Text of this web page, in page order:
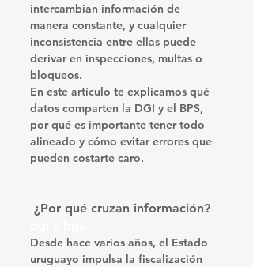
intercambian información de
manera constante, y cualquier
inconsistencia entre ellas puede
derivar en inspecciones, multas o
bloqueos.
En este artículo te explicamos qué
datos comparten la DGI y el BPS,
por qué es importante tener todo
alineado y cómo evitar errores que
pueden costarte caro.
¿Por qué cruzan información?
Desde hace varios años, el Estado
uruguayo impulsa la fiscalización